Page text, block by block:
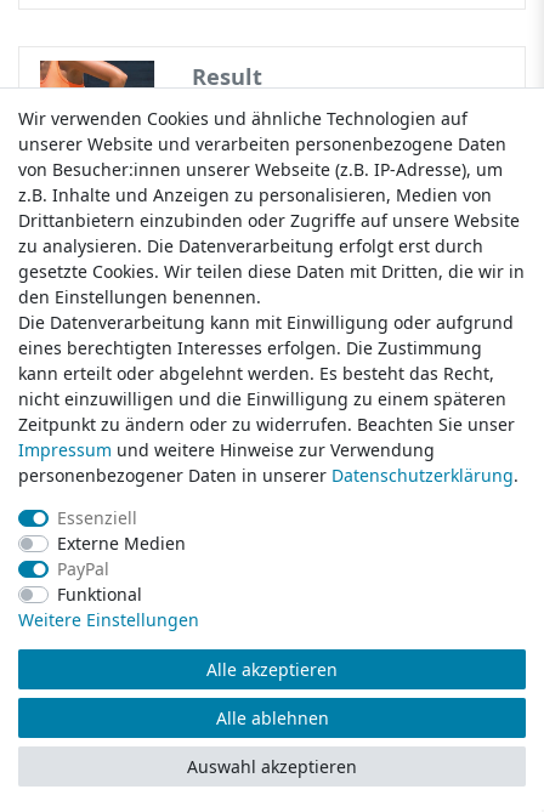
Result
S283F
ab 7,06 €
Artikel anzeigen
zzgl.
Kustom Kit
Slim Fit Sweat Pant KK933
ab 19,39 €
Artikel anzeigen
inkl. ges. MwSt.zzgl.Versandkosten
Socks S294X
ab 5,50 €
Artikel anzeigen
inkl. ges. MwSt.zzgl.Versandkosten
Wir verwenden Cookies und ähnliche Technologien auf
unserer Website und verarbeiten personenbezogene Daten
von Besucher:innen unserer Webseite (z.B. IP-Adresse), um
z.B. Inhalte und Anzeigen zu personalisieren, Medien von
Drittanbietern einzubinden oder Zugriffe auf unsere Website
zu analysieren. Die Datenverarbeitung erfolgt erst durch
gesetzte Cookies. Wir teilen diese Daten mit Dritten, die wir in
den Einstellungen benennen.
Die Datenverarbeitung kann mit Einwilligung oder aufgrund
eines berechtigten Interesses erfolgen. Die Zustimmung
kann erteilt oder abgelehnt werden. Es besteht das Recht,
nicht einzuwilligen und die Einwilligung zu einem späteren
Zeitpunkt zu ändern oder zu widerrufen. Beachten Sie unser
Impressum und weitere Hinweise zur Verwendung
personenbezogener Daten in unserer Daten­schutz­erklärung.
Essenziell
Externe Medien
PayPal
Funktional
Weitere Einstellungen
Alle akzeptieren
Alle ablehnen
Auswahl akzeptieren
Wir verwenden Cookies und ähnliche Technologien auf
unserer Website und verarbeiten personenbezogene Daten
von Besucher:innen unserer Webseite (z.B. IP-Adresse), um
z.B. Inhalte und Anzeigen zu personalisieren, Medien von
Drittanbietern einzubinden oder Zugriffe auf unsere Website
zu analysieren. Die Datenverarbeitung erfolgt erst durch
gesetzte Cookies. Wir teilen diese Daten mit Dritten, die wir in
den Einstellungen benennen.
Die Datenverarbeitung kann mit Einwilligung oder aufgrund
eines berechtigten Interesses erfolgen. Die Zustimmung
kann erteilt oder abgelehnt werden. Es besteht das Recht,
nicht einzuwilligen und die Einwilligung zu einem späteren
Zeitpunkt zu ändern oder zu widerrufen. Beachten Sie unser
Impressum und weitere Hinweise zur Verwendung
personenbezogener Daten in unserer Daten­schutz­erklärung.
Essenziell
Externe Medien
PayPal
Funktional
Weitere Einstellungen
Alle akzeptieren
Alle ablehnen
Auswahl akzeptieren